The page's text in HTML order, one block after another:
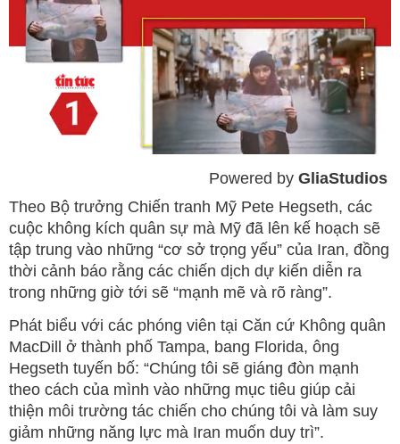
Powered by GliaStudios
Theo Bộ trưởng Chiến tranh Mỹ Pete Hegseth, các
cuộc không kích quân sự mà Mỹ đã lên kế hoạch sẽ
tập trung vào những “cơ sở trọng yếu” của Iran, đồng
thời cảnh báo rằng các chiến dịch dự kiến diễn ra
trong những giờ tới sẽ “mạnh mẽ và rõ ràng”.
Phát biểu với các phóng viên tại Căn cứ Không quân
MacDill ở thành phố Tampa, bang Florida, ông
Hegseth tuyến bố: “Chúng tôi sẽ giáng đòn mạnh
theo cách của mình vào những mục tiêu giúp cải
thiện môi trường tác chiến cho chúng tôi và làm suy
giảm những năng lực mà Iran muốn duy trì”.